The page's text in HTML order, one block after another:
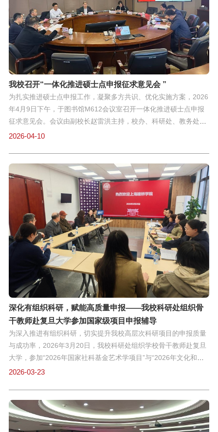
了近期科研工作进展，明确了下一步的重点任务与方向，为学校后
续科研工作的有序、高效开展奠定了坚实基础。
我校召开“一体化推进硕士点申报征求意见会 ”
为扎实推进硕士点申报工作，凝聚多方共识、优化实施方案，2026
年4月9日下午，于图书馆M612会议室召开一体化推进硕士点申报
征求意见会。会议由副校长赵雷洪主持，校办、科研处、教务处、
人事组织处、财务处、资产管理处、后勤保卫处等相关职能部门负
会的重要意义，强调硕士点申报是学校提升办学层次、推动高质量
发展的关键任务，要求各部门高度重视、密切协同，全力保障申报
工作高效推进。随后，科研处胡毓婷副处长汇报学校硕士点申报整
体进展，详细解读一体化推进实施方案，明确当前工作重点、时间
节点与责任分工，梳理存在的问题并提出改进思路，为后续工作开
展提供清晰路径。接着上海第二工业大学研究生处处长赵景波作指
导讲话，结合高校硕士点申报工作经验，从申报材料规范、学科特
色凝练、支撑条件完善等方面提出针对性指导意见，为我校优化申
报方案、补齐短板弱项提供有力参考。最后，各参会部门围绕方案
可行性、资源保障、协同机制等内容积极反馈意见、深入沟通交
流，就后续工作推进达成共识，进一步凝聚工作合力。此次会议的
召开，
2026-04-10
深化有组织科研，赋能高质量申报——我校科研处组织骨
干教师赴复旦大学参加国家级项目申报辅导
为深入推进有组织科研，切实提升我校高层次科研项目的申报质量
与成功率，2026年3月20日，我校科研处组织学校骨干教师赴复旦
大学，参加“2026年国家社科基金艺术学项目”与“2026年文化和旅
游部部级社科研究项目”申报专家辅导会。本次培训由赵雷洪副校长
与。此次辅导会采用“一对一”精准指导形式，邀请复旦大学文科科
研处副处长严明，以及叶超教授、朱春阳教授、汤筠冰教授三位资
深专家组成辅导团队，围绕项目申报书进行深入剖析。辅导过程
2026-03-23